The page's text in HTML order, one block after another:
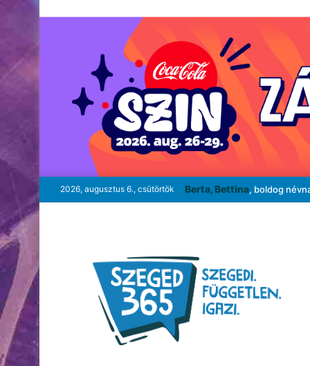
2026, augusztus 6., csütörtök Berta, Bettina, boldog